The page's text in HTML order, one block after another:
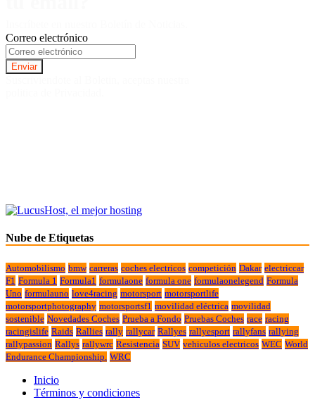
Correo electrónico
Nube de Etiquetas
Automobilismo bmw carreras coches electricos competición Dakar electriccar
F1 Formula 1 Formula1 formulaone formula one formulaonelegend Formula
Uno formulauno love4racing motorsport motorsportlife
motorsportphotography motorsportsf1 movilidad eléctrica movilidad
sostenible Novedades Coches Prueba a Fondo Pruebas Coches race racing
racingislife Raids Rallies rally rallycar Rallyes rallyesport rallyfans rallying
rallypassion Rallys rallywrc Resistencia SUV vehiculos electricos WEC World
Endurance Championship. WRC
Inicio
Términos y condiciones